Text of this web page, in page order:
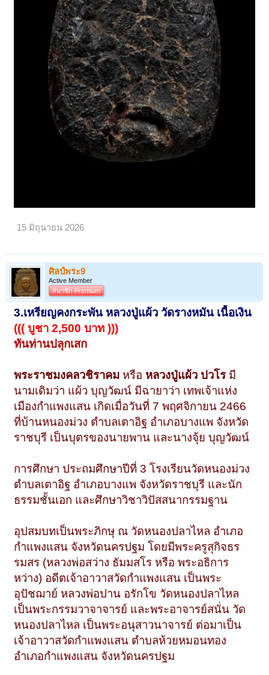
15 มิถุนายน 2026
ศิลป์พระ9
Active Member
สมาชิก Premium
3.เหรียญคงกระพัน หลวงปู่แผ้ว วัดรางหมัน เนื้อเงิน
((( บูชา 2,500 บาท )))
ทันท่านปลุกเสก
พระราชมงคลวชิราคม หรือ หลวงปู่แผ้ว ปวโรมี
นามเดิมว่า แผ้ว บุญวัฒน์ มีฉายาว่า เทพเจ้าแห่ง
เมืองกำแพงแสน เกิดเมื่อวันที่ 7 พฤศจิกายน 2466
ที่บ้านหนองม่วง ตำบลเตาอิฐ อำเภอบางแพ จังหวัด
ราชบุรี เป็นบุตรของนายพาน และนางจุ้ย บุญวัฒน์
การศึกษา ประถมศึกษาปีที่ 3 โรงเรียนวัดหนองม่วง
ตำบลเตาอิฐ อำเภอบางแพ จังหวัดราชบุรี และนัก
ธรรมชั้นเอก และศึกษาวิชาวิปัสสนากรรมฐาน
อุปสมบทเป็นพระภิกษุ ณ วัดหนองปลาไหล อำเภอ
กำแพงแสน จังหวัดนครปฐม โดยมีพระครูสุกิจธร
รมสร (หลวงพ่อสว่าง ธัมมสโร หรือ พระอธิการ
หว่าง) อดีตเจ้าอาวาสวัดกำแพงแสน เป็นพระ
อุปัชฌาย์ หลวงพ่อปาน อรักโข วัดหนองปลาไหล
เป็นพระกรรมวาจาจารย์ และพระอาจารย์สนั่น วัด
หนองปลาไหล เป็นพระอนุสาวนาจารย์ ต่อมาเป็น
เจ้าอาวาสวัดกำแพงแสน ตำบลห้วยหมอนทอง
อำเภอกำแพงแสน จังหวัดนครปฐม